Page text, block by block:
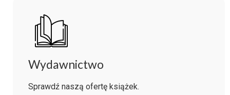
Wydawnictwo
Sprawdź naszą ofertę książek.